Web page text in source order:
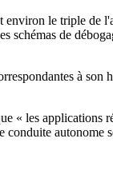
le triple de
schémas de
à
« les applications
autonome